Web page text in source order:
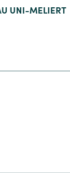
UNI-MELIERT